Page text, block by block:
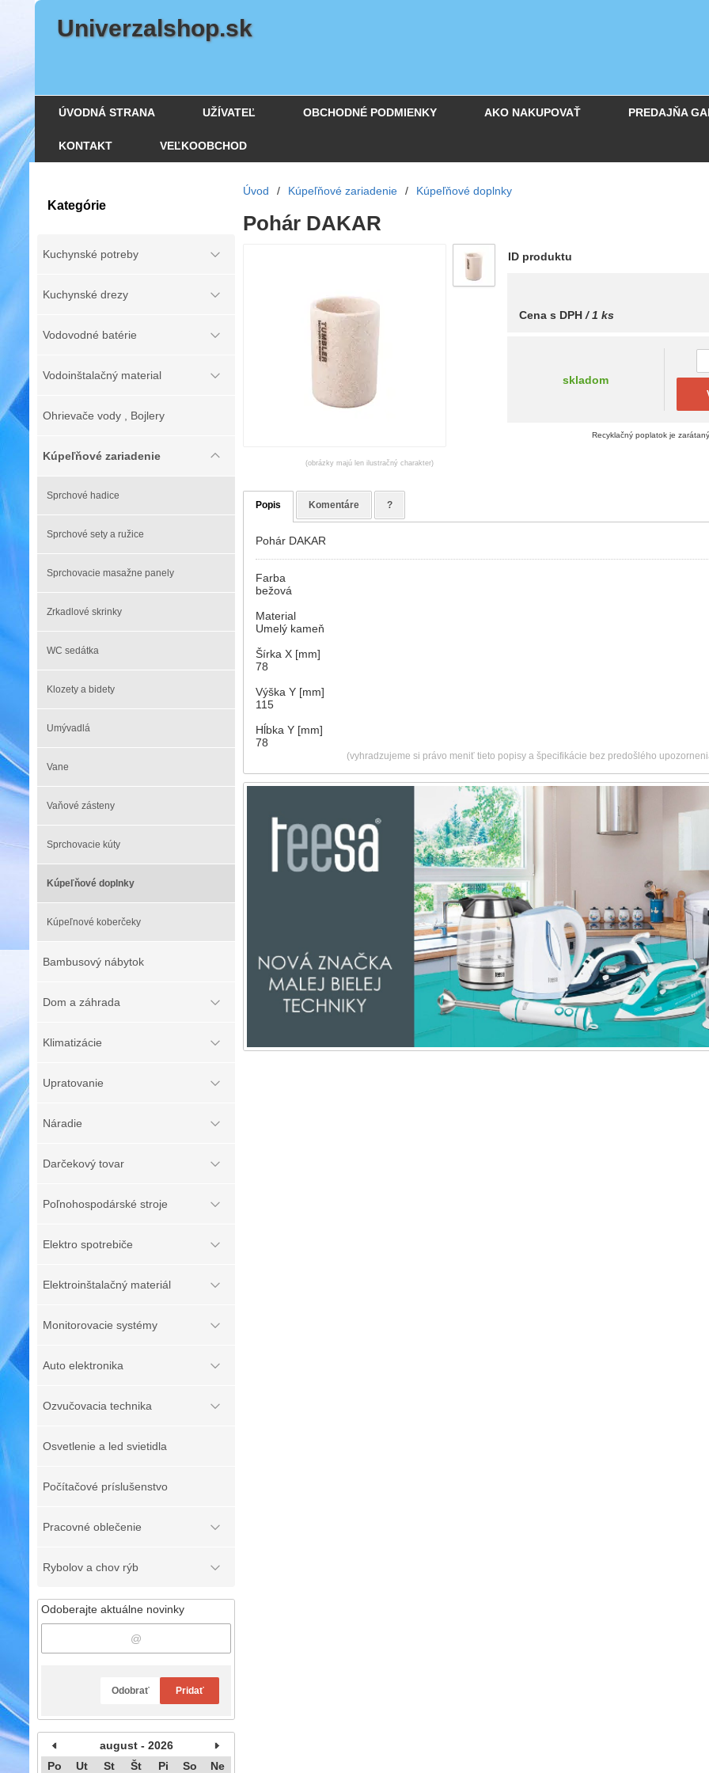
Univerzalshop.sk
ÚVODNÁ STRANA UŽÍVATEĽ OBCHODNÉ PODMIENKY AKO NAKUPOVAŤ PREDAJŇA
KONTAKT VEĽKOOBCHOD
Kategórie
Kuchynské potreby
Kuchynské drezy
Vodovodné batérie
Vodoinštalačný material
Ohrievače vody , Bojlery
Kúpeľňové zariadenie
Sprchové hadice
Sprchové sety a ružice
Sprchovacie masažne panely
Zrkadlové skrinky
WC sedátka
Klozety a bidety
Umývadlá
Vane
Vaňové zásteny
Sprchovacie kúty
Kúpeľňové doplnky
Kúpeľnové koberčeky
Bambusový nábytok
Dom a záhrada
Klimatizácie
Upratovanie
Náradie
Darčekový tovar
Poľnohospodárské stroje
Elektro spotrebiče
Elektroinštalačný materiál
Monitorovacie systémy
Auto elektronika
Ozvučovacia technika
Osvetlenie a led svietidla
Počítačové príslušenstvo
Pracovné oblečenie
Rybolov a chov rýb
Odoberajte aktuálne novinky
Odobrať Pridať
august - 2026
Po
Ut St Št Pi So Ne
Úvod / Kúpeľňové zariadenie / Kúpeľňové doplnky
Pohár DAKAR
(obrázky majú len ilustračný charakter)
ID produktu
Cena s DPH / 1 ks
skladom
Recyklačný poplatok je
Popis Komentáre ?
Pohár DAKAR
Farba
bežová
Material
Umelý kameň
Šírka X [mm]
78
Výška Y [mm]
115
Hĺbka Y [mm]
78
(vyhradzujeme si právo meniť tieto popisy a špecifikácie bez predošlého